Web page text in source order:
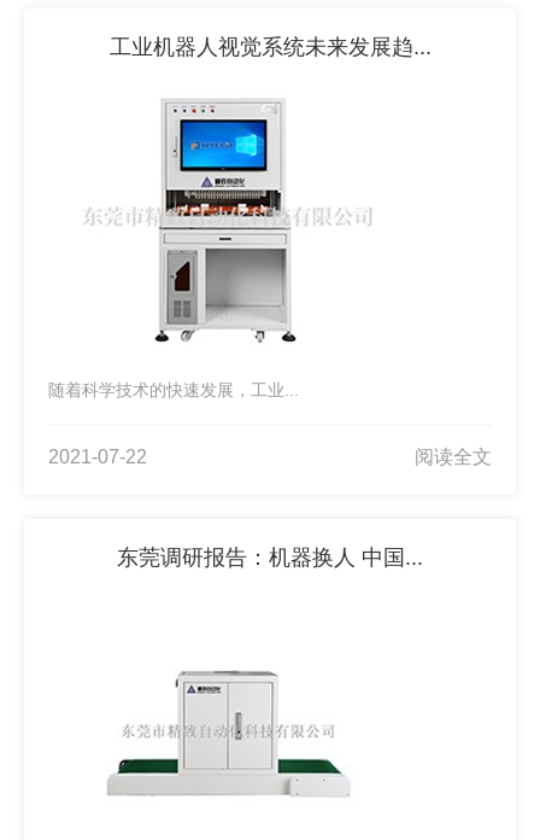
工业机器人视觉系统未来发展趋...
随着科学技术的快速发展，工业...
2021-07-22 阅读全文
东莞调研报告：机器换人 中国...